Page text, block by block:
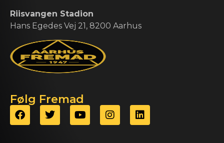
Riisvangen Stadion
Hans Egedes Vej 21, 8200 Aarhus
Følg Fremad